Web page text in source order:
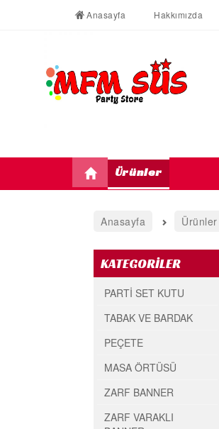
Anasayfa Hakkımızda
Ürünler
Anasayfa Ürünler
KATEGORİLER
PARTİ SET KUTU
TABAK VE BARDAK
PEÇETE
MASA ÖRTÜSÜ
ZARF BANNER
ZARF VARAKLI